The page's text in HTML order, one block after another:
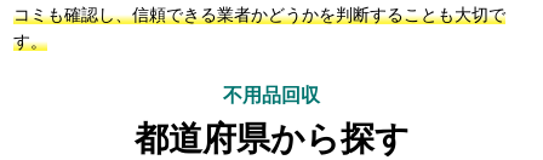
コミも確認し、信頼できる業者かどうかを判断することも大切で
す。
不用品回収
都道府県から探す